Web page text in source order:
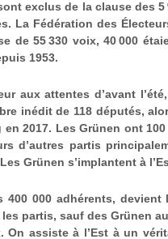
exclus de la clause des 5
La Fédération des
de 55 330 voix, 40 000
1953.
aux attentes d’avant
inédit de 118 députés,
2017. Les Grünen ont 100
d’autres partis
Grünen s’implantent à
000 adhérents, devient
partis, sauf des Grünen
assiste à l’Est à un